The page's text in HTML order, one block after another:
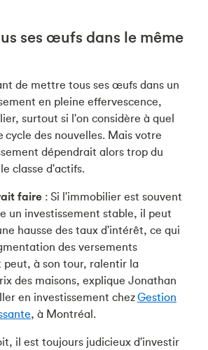
ses œufs dans le même
de mettre tous ses œufs dans un
en pleine effervescence,
surtout si l'on considère à quel
cycle des nouvelles. Mais votre
dépendrait alors trop du
classe d'actifs.
faire : Si l'immobilier est souvent
un investissement stable, il peut
hausse des taux d'intérêt, ce qui
des versements
peut, à son tour, ralentir la
des maisons, explique Jonathan
en investissement chezGestion
, à Montréal.
il est toujours judicieux d'investir